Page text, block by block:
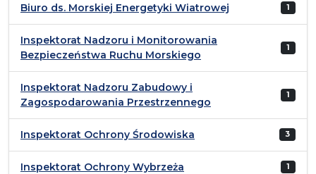
Biuro ds. Morskiej Energetyki Wiatrowej 1
Inspektorat Nadzoru i Monitorowania
Bezpieczeństwa Ruchu Morskiego
1
Inspektorat Nadzoru Zabudowy i
Zagospodarowania Przestrzennego
1
Inspektorat Ochrony Środowiska 3
Inspektorat Ochrony Wybrzeża 1